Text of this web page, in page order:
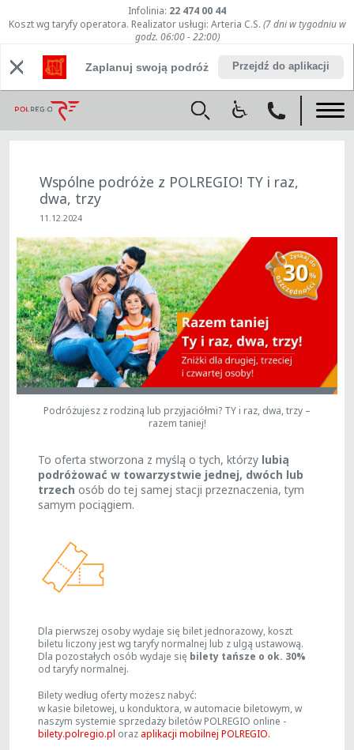
Infolinia: 22 474 00 44
Koszt wg taryfy operatora. Realizator usługi: Arteria C.S. (7 dni w tygodniu w
godz. 06:00 - 22:00)
Zaplanuj swoją podróż Przejdź do aplikacji
Wspólne podróże z POLREGIO! TY i raz,
dwa, trzy
11.12.2024
Podróżujesz z rodziną lub przyjaciółmi? TY i raz, dwa, trzy –
razem taniej!
To oferta stworzona z myślą o tych, którzy lubią
podróżować w towarzystwie jednej, dwóch lub
trzech osób do tej samej stacji przeznaczenia, tym
samym pociągiem.
Dla pierwszej osoby wydaje się bilet jednorazowy, koszt
biletu liczony jest wg taryfy normalnej lub z ulgą ustawową.
Dla pozostałych osób wydaje się bilety tańsze o ok. 30%
od taryfy normalnej.
Bilety według oferty możesz nabyć:
w kasie biletowej, u konduktora, w automacie biletowym, w
naszym systemie sprzedaży biletów POLREGIO online -
bilety.polregio.pl oraz aplikacji mobilnej POLREGIO.